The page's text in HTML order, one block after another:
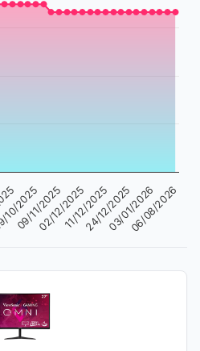
2025
09/11/2025
02/12/202511/12/2025
24/12/202503/01/2026
06/08/2026